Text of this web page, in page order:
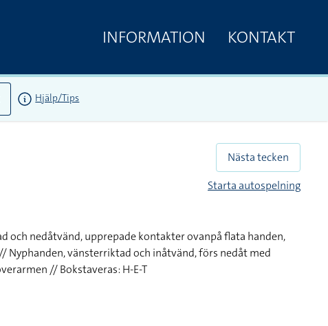
INFORMATION KONTAKT
Hjälp/Tips
Nästa tecken
Starta autospelning
och nedåtvänd, upprepade kontakter ovanpå flata handen,
Nyphanden, vänsterriktad och inåtvänd, förs nedåt med
// Bokstaveras: H-E-T